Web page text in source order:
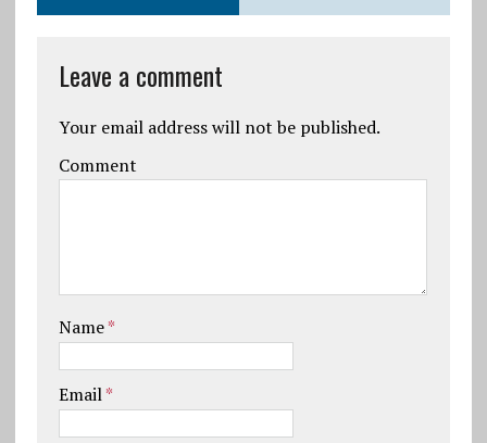
Leave a comment
Your email address will not be published.
Comment
Name*
Email*